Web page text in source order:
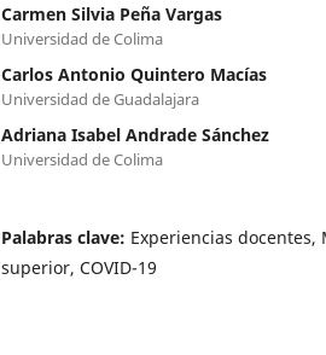
Carmen Silvia Peña Vargas
Universidad de Colima
Carlos Antonio Quintero Macías
Universidad de Guadalajara
Adriana Isabel Andrade Sánchez
Universidad de Colima
Palabras clave: Experiencias docentes,
superior, COVID-19